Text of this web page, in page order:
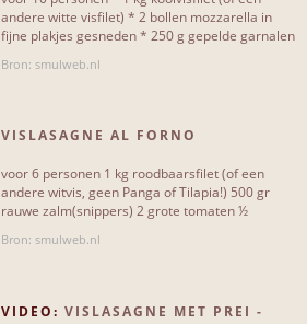
8
3
andere witte visfilet) * 2 bollen mozzarella in
fijne plakjes gesneden * 250 g gepelde garnalen
Bron: smulweb.nl
VISLASAGNE AL FORNO
voor 6 personen 1 kg roodbaarsfilet (of een
andere witvis, geen Panga of Tilapia!) 500 gr
rauwe zalm(snippers) 2 grote tomaten ½
Bron: smulweb.nl
VIDEO:VISLASAGNE MET PREI -